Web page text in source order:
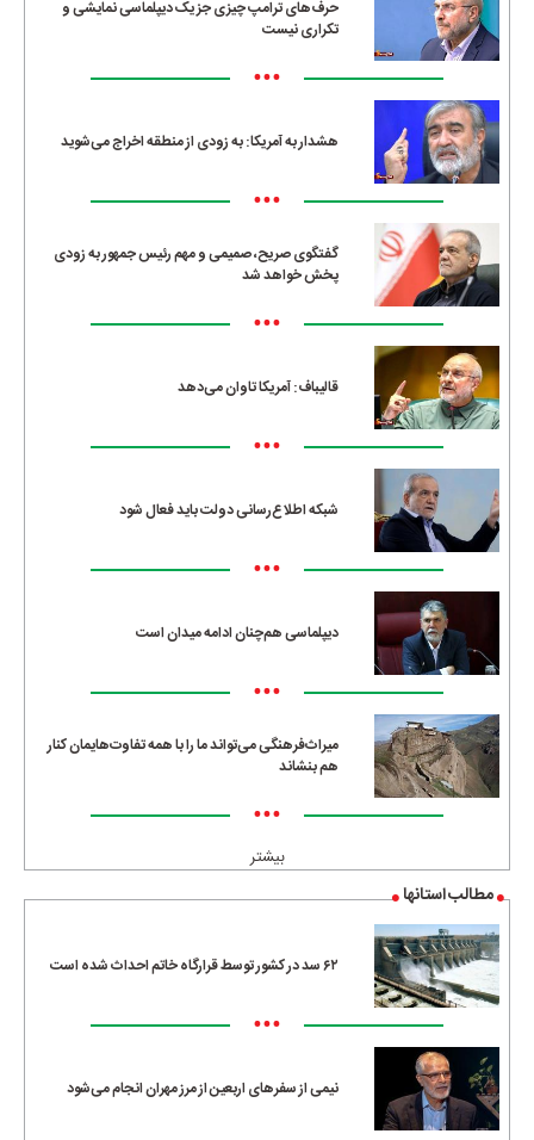
حرف‌های ترامپ چیزی جز یک دیپلماسی نمایشی و
تکراری نیست
•••
هشدار به آمریکا: به زودی از منطقه اخراج می‌شوید
•••
گفتگوی صریح، صمیمی و مهم رئیس جمهور به زودی
پخش خواهد شد
•••
قالیباف: آمریکا تاوان می‌دهد
•••
شبکه اطلاع‌رسانی دولت باید فعال شود
•••
دیپلماسی هم‌چنان ادامه میدان است
•••
میراث‌فرهنگی می‌تواند ما را با همه تفاوت‌هایمان کنار
هم بنشاند
•••
بیشتر
مطالب استانها
۶۲ سد در کشور توسط قرارگاه خاتم احداث شده است
•••
نیمی از سفرهای اربعین از مرز مهران انجام می‌شود